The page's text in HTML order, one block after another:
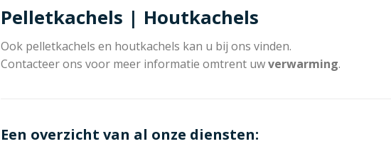
Pelletkachels | Houtkachels
Ook pelletkachels en houtkachels kan u bij ons vinden.
Contacteer ons voor meer informatie omtrent uwverwarming.
Een overzicht van al onze diensten: